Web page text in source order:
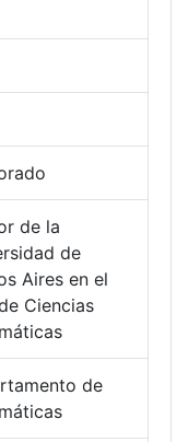
de la
de
Aires en el
Ciencias
de